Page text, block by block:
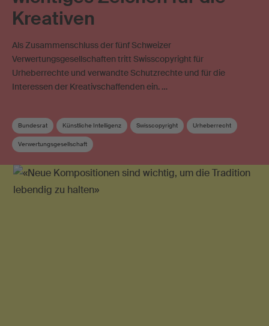
Kreativen
Als Zusammenschluss der fünf Schweizer
Verwertungsgesellschaften tritt Swisscopyright für
Urheberrechte und verwandte Schutzrechte und für die
Interessen der Kreativschaffenden ein. …
Bundesrat Künstliche Intelligenz Swisscopyright Urheberrecht
Verwertungsgesellschaft